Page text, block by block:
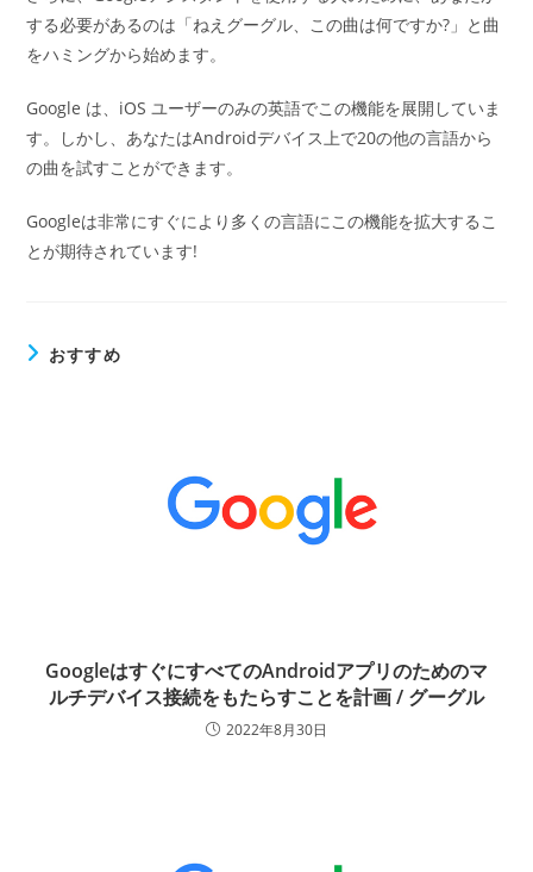
する必要があるのは「ねえグーグル、この曲は何ですか?」と曲
をハミングから始めます。
Google は、iOS ユーザーのみの英語でこの機能を展開していま
す。しかし、あなたはAndroidデバイス上で20の他の言語から
の曲を試すことができます。
Googleは非常にすぐにより多くの言語にこの機能を拡大するこ
とが期待されています!
おすすめ
GoogleはすぐにすべてのAndroidアプリのためのマ
ルチデバイス接続をもたらすことを計画 / グーグル
2022年8月30日